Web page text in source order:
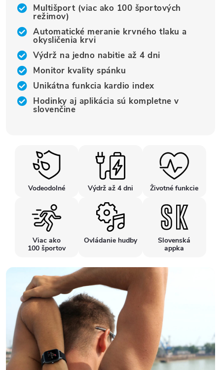
Multišport (viac ako 100 športových
režimov)
Automatické meranie krvného tlaku a
okysličenia krvi
Výdrž na jedno nabitie až 4 dni
Monitor kvality spánku
Unikátna funkcia kardio index
Hodinky aj aplikácia sú kompletne v
slovenčine
Vodeodolné Výdrž až 4 dni Životné funkcie
Viac ako
100 športov
Ovládanie hudby
Slovenská
appka